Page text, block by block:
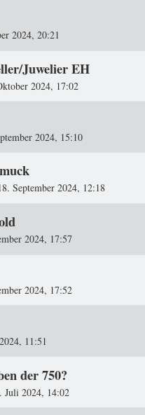
2024, 20:21
Juwelier EH
2024, 17:02
2024, 15:10
September 2024, 12:18
2024, 17:57
2024, 17:52
11:51
der 750?
Juli 2024, 14:02